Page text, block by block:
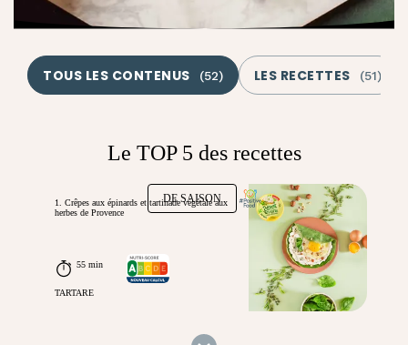
TOUS LES CONTENUS (52) LES RECETTES (51)
Le TOP 5 des recettes
DE SAISON
1. Crêpes aux épinards et tartinade végétale aux
herbes de Provence
55 min
TARTARE